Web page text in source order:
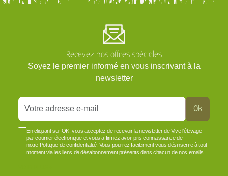
Recevez nos offres spéciales
Soyez le premier informé en vous inscrivant à la
newsletter
Ok
En cliquant sur OK, vous acceptez de recevoir la newsletter de Vive l'élevage
par courrier électronique et vous affirmez avoir pris connaissance de
notre Politique de confidentialité. Vous pourrez facilement vous désinscrire à tout
moment via les liens de désabonnement présents dans chacun de nos emails.